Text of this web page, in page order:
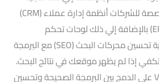
التوسع والنمو 3. أنظمة مخصصة للشركات أنظمة إدارة عملاء (CRM)
وأيضاً أنظمة إدارة موارد (ERP) بالإضافة إلي ذلك لوحات تحكم
مخصصة حسب النشاط أهمية تحسين محركات البحث (SEO) مع البرمجة
إذا لم يظهر موقعك في نتائج البحث.
ولهذا السبب، تعتمد Viewhat على الدمج بين البرمجة الصحيحة وتحسين